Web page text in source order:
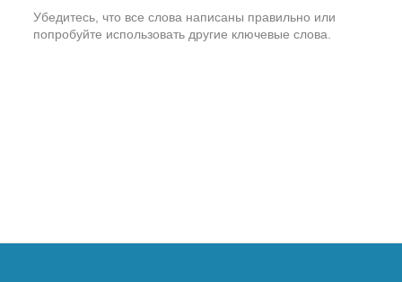
Убедитесь, что все слова написаны правильно или
попробуйте использовать другие ключевые слова.